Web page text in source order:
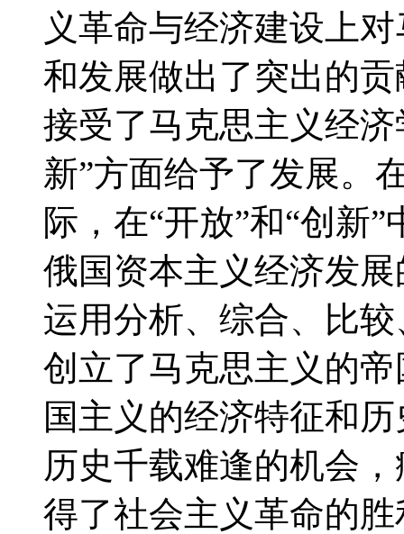
义革命与经济建设上
和发展做出了突出的
接受了马克思主义经
新”方面给予了发展。
际，在“开放”和“创新
俄国资本主义经济发
运用分析、综合、比
创立了马克思主义的
国主义的经济特征和
历史千载难逢的机会
得了社会主义革命的胜